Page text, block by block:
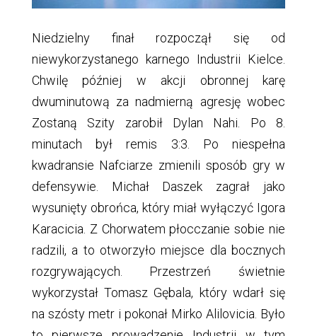
Niedzielny finał rozpoczął się od
niewykorzystanego karnego Industrii Kielce.
Chwilę później w akcji obronnej karę
dwuminutową za nadmierną agresję wobec
Zostaną Szity zarobił Dylan Nahi. Po 8.
minutach był remis 3:3. Po niespełna
kwadransie Nafciarze zmienili sposób gry w
defensywie. Michał Daszek zagrał jako
wysunięty obrońca, który miał wyłączyć Igora
Karacicia. Z Chorwatem płocczanie sobie nie
radzili, a to otworzyło miejsce dla bocznych
rozgrywających. Przestrzeń świetnie
wykorzystał Tomasz Gębala, który wdarł się
na szósty metr i pokonał Mirko Alilovicia. Było